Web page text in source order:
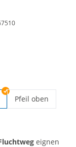
Pfeil oben
eignen